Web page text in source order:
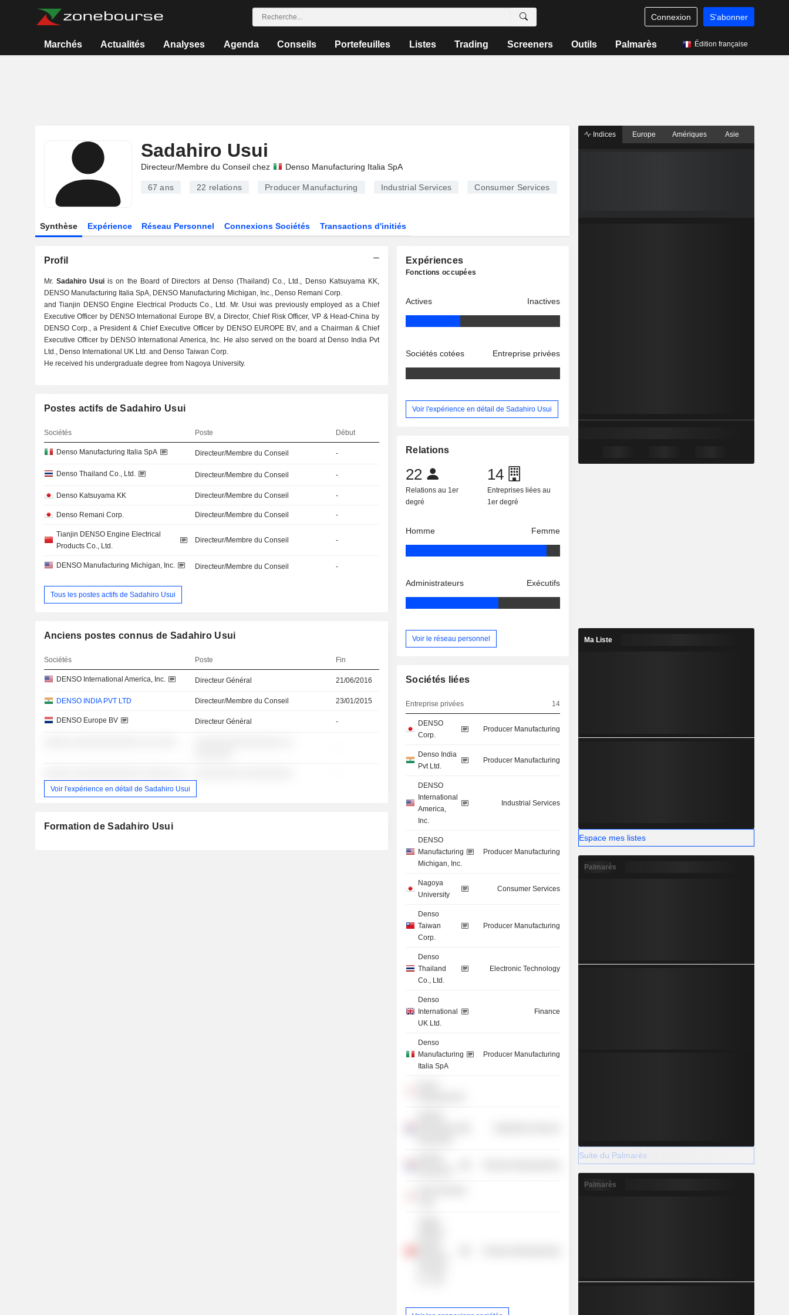
Connexion S'abonner
Marchés Actualités Analyses Agenda Conseils Portefeuilles Listes Trading Screeners Outils Palmarès Édition française
Sadahiro Usui
Directeur/Membre du Conseil chez Denso Manufacturing Italia SpA
67 ans 22 relations Producer Manufacturing Industrial Services Consumer Services
Synthèse Expérience Réseau Personnel Connexions Sociétés Transactions d'initiés
Profil
Mr. Sadahiro Usuiis on the Board of Directors at Denso (Thailand) Co., Ltd., Denso Katsuyama KK,
DENSO Manufacturing Italia SpA, DENSO Manufacturing Michigan, Inc., Denso Remani Corp.
and Tianjin DENSO Engine Electrical Products Co., Ltd. Mr. Usui was previously employed as a Chief
Executive Officer by DENSO International Europe BV, a Director, Chief Risk Officer, VP & Head-China by
DENSO Corp., a President & Chief Executive Officer by DENSO EUROPE BV, and a Chairman & Chief
Executive Officer by DENSO International America, Inc. He also served on the board at Denso India Pvt
Ltd., Denso International UK Ltd. and Denso Taiwan Corp.
He received his undergraduate degree from Nagoya University.
Postes actifs de Sadahiro Usui
Sociétés Poste Début
Denso Manufacturing Italia SpA Directeur/Membre du Conseil -
Denso Thailand Co., Ltd. Directeur/Membre du Conseil -
Denso Katsuyama KK Directeur/Membre du Conseil -
Denso Remani Corp. Directeur/Membre du Conseil -
Tianjin DENSO Engine Electrical
Products Co., Ltd.
Directeur/Membre du Conseil -
DENSO Manufacturing Michigan, Inc. Directeur/Membre du Conseil -
Tous les postes actifs de Sadahiro Usui
Anciens postes connus de Sadahiro Usui
Sociétés Poste Fin
DENSO International America, Inc. Directeur Général 21/06/2016
DENSO INDIA PVT LTD Directeur/Membre du Conseil 23/01/2015
DENSO Europe BV Directeur Général -
Voir l'expérience en détail de Sadahiro Usui
Formation de Sadahiro Usui
Expériences
Fonctions occupées
Actives Inactives
Sociétés cotées Entreprise privées
Voir l'expérience en détail de Sadahiro Usui
Relations
22
Relations au 1er
degré
14
Entreprises liées au
1er degré
Homme Femme
Administrateurs Exécutifs
Voir le réseau personnel
Sociétés liées
Entreprise privées 14
DENSO
Corp.
Producer Manufacturing
Denso India
Pvt Ltd.
Producer Manufacturing
DENSO
International
America,
Inc.
Industrial Services
DENSO
Manufacturing
Michigan, Inc.
Producer Manufacturing
Nagoya
University
Consumer Services
Denso
Taiwan
Corp.
Producer Manufacturing
Denso
Thailand
Co., Ltd.
Electronic Technology
Denso
International
UK Ltd.
Finance
Denso
Manufacturing
Italia SpA
Producer Manufacturing
Indices Europe Amériques Asie
Ma Liste
Espace mes listes
Palmarès
Suite du Palmarès
Palmarès